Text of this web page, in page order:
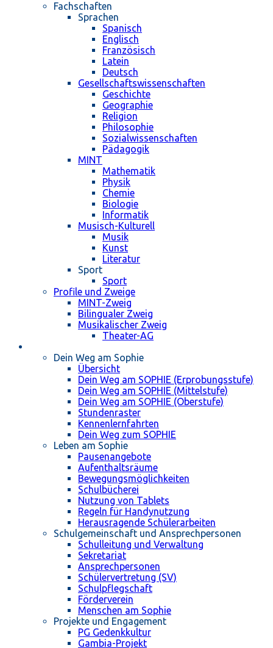
Fachschaften
Sprachen
Spanisch
Englisch
Französisch
Latein
Deutsch
Gesellschaftswissenschaften
Geschichte
Geographie
Religion
Philosophie
Sozialwissenschaften
Pädagogik
MINT
Mathematik
Physik
Chemie
Biologie
Informatik
Musisch-Kulturell
Musik
Kunst
Literatur
Sport
Sport
Profile und Zweige
MINT-Zweig
Bilingualer Zweig
Musikalischer Zweig
Theater-AG
Dein Weg am Sophie
Übersicht
Dein Weg am SOPHIE (Erprobungsstufe)
Dein Weg am SOPHIE (Mittelstufe)
Dein Weg am SOPHIE (Oberstufe)
Stundenraster
Kennenlernfahrten
Dein Weg zum SOPHIE
Leben am Sophie
Pausenangebote
Aufenthaltsräume
Bewegungsmöglichkeiten
Schulbücherei
Nutzung von Tablets
Regeln für Handynutzung
Herausragende Schülerarbeiten
Schulgemeinschaft und Ansprechpersonen
Schulleitung und Verwaltung
Sekretariat
Ansprechpersonen
Schülervertretung (SV)
Schulpflegschaft
Förderverein
Menschen am Sophie
Projekte und Engagement
PG Gedenkkultur
Gambia-Projekt